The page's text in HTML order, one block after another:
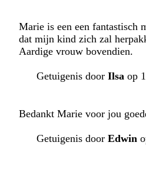
Marie is een een fantastisch
dat mijn kind zich zal
Aardige vrouw bovendien.
Getuigenis door Ilsa op
Bedankt Marie voor jou
Getuigenis door Edwin